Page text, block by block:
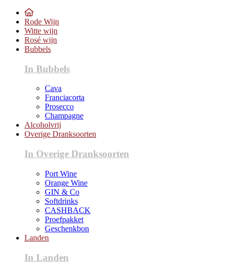
Rode Wijn
Witte wijn
Rosé wijn
Bubbels
In Bubbels
Cava
Franciacorta
Prosecco
Champagne
Alcoholvrij
Overige Dranksoorten
In Overige Dranksoorten
Port Wine
Orange Wine
GIN & Co
Softdrinks
CASHBACK
Proefpakket
Geschenkbon
Landen
In Landen